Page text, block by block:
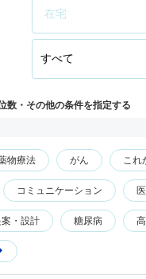
数・その他の条件を指定する
物療法 がん これ
コミュニケーション
・設計 糖尿病